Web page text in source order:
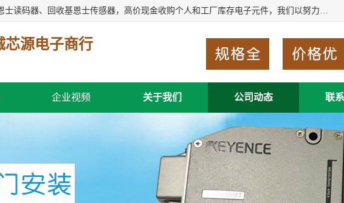
深圳市福田区诚芯源电子商行长期回收基恩士读码器、回收基恩士传感器，高价现金收购个人和工厂库存电子元件，我们以努力处事、以诚信待人，能迅速为客户消化库存、减少仓储、回笼资金，我们交易灵活方便，现金支付，价格合 理，尽量满足客户的要求，提供一条龙服务。
芯源电子商行
企业视频 关于我们 公司动态 联